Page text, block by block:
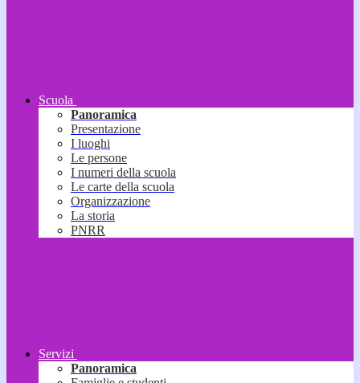
Scuola
Panoramica
Presentazione
I luoghi
Le persone
I numeri della scuola
Le carte della scuola
Organizzazione
La storia
PNRR
Servizi
Panoramica